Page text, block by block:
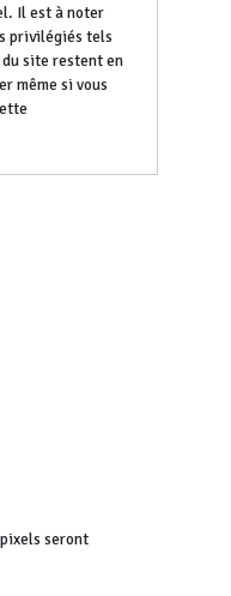
Il est à noter
privilégiés tels
site restent en
même si vous
seront